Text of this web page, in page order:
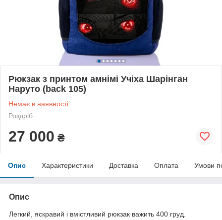
Рюкзак з принтом амнімі Учіха Шарінган
Наруто (back 105)
Немає в наявності
Роздріб
27 000 ₴
Опис Характеристики Доставка Оплата Умови
Опис
Легкий, яскравий і вмістливий рюкзак важить 400 груд.